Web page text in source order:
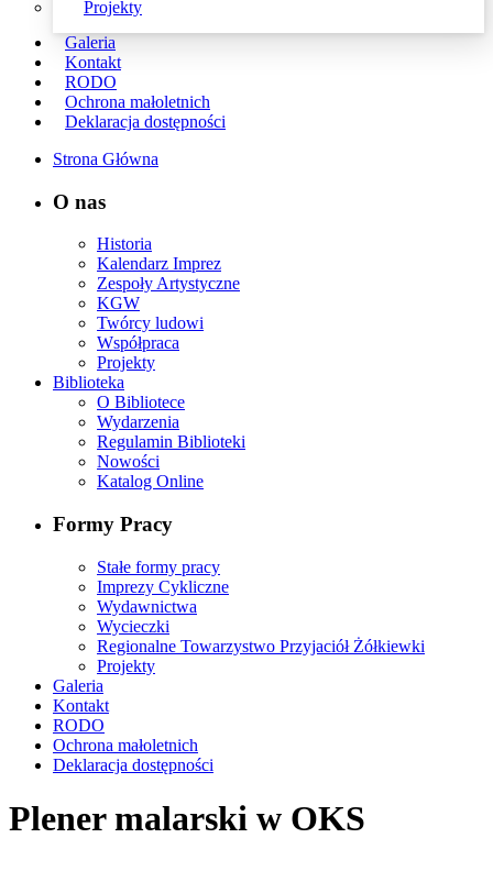
Projekty
Galeria
Kontakt
RODO
Ochrona małoletnich
Deklaracja dostępności
Strona Główna
O nas
Historia
Kalendarz Imprez
Zespoły Artystyczne
KGW
Twórcy ludowi
Współpraca
Projekty
Biblioteka
O Bibliotece
Wydarzenia
Regulamin Biblioteki
Nowości
Katalog Online
Formy Pracy
Stałe formy pracy
Imprezy Cykliczne
Wydawnictwa
Wycieczki
Regionalne Towarzystwo Przyjaciół Żółkiewki
Projekty
Galeria
Kontakt
RODO
Ochrona małoletnich
Deklaracja dostępności
Plener malarski w OKS